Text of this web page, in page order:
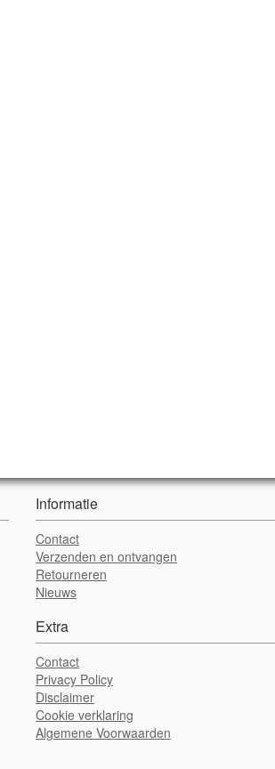
Informatie
Contact
Verzenden en ontvangen
Retourneren
Nieuws
Extra
Contact
Privacy Policy
Disclaimer
Cookie verklaring
Algemene Voorwaarden